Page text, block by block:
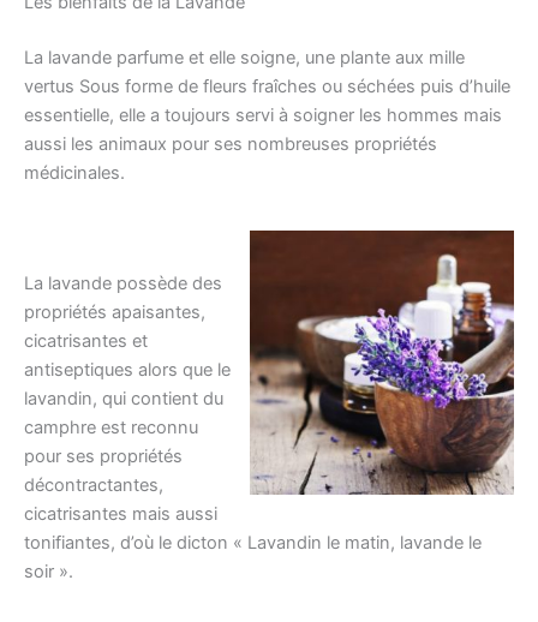
La lavande parfume et elle soigne, une plante aux mille
vertus Sous forme de fleurs fraîches ou séchées puis d’huile
essentielle, elle a toujours servi à soigner les hommes mais
aussi les animaux pour ses nombreuses propriétés
médicinales.
La lavande possède des
propriétés apaisantes,
cicatrisantes et
antiseptiques alors que le
lavandin, qui contient du
camphre est reconnu
pour ses propriétés
décontractantes,
cicatrisantes mais aussi
tonifiantes, d’où le dicton « Lavandin le matin, lavande le
soir ».